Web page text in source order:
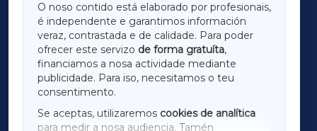
O noso contido está elaborado por profesionais,
é independente e garantimos información
veraz, contrastada e de calidade. Para poder
ofrecer este servizo de forma gratuíta,
financiamos a nosa actividade mediante
publicidade. Para iso, necesitamos o teu
consentimento.
Se aceptas, utilizaremos cookies de analítica
para medir a nosa audiencia. Tamén
LUGOXA
TERRACHAXA